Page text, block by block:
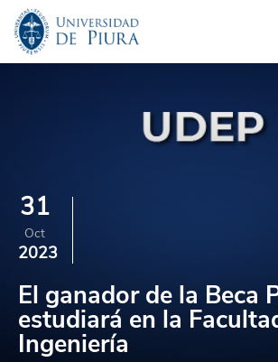
31
Oct
2023
El ganador de la Beca
estudiará en la
Ingeniería